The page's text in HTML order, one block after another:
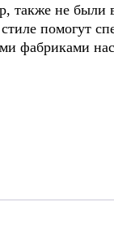
также не
помогут
фабриками